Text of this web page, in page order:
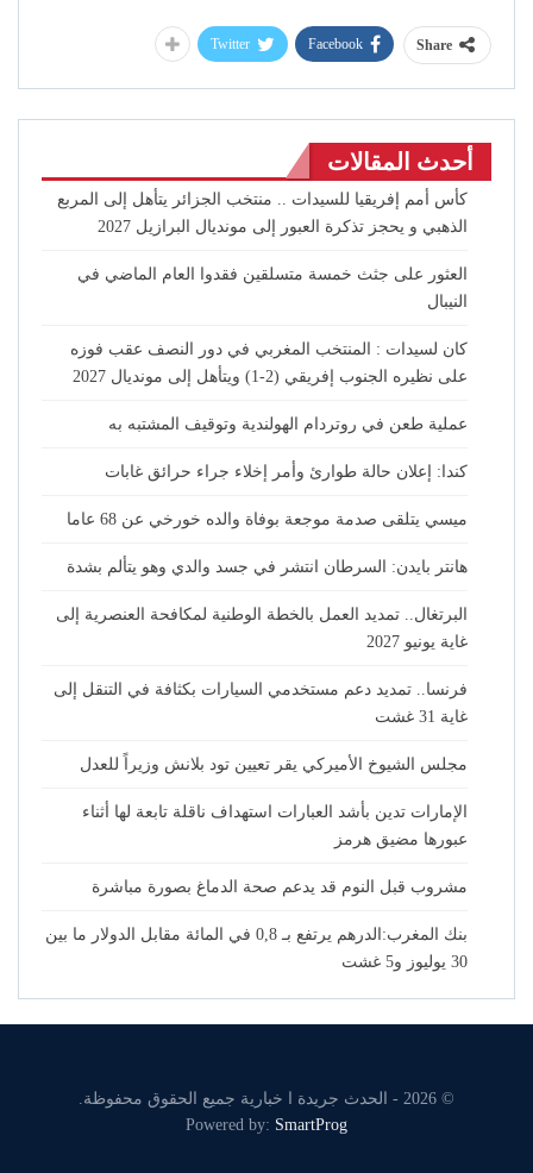
Share
Facebook
Twitter
أحدث المقالات
كأس أمم إفريقيا للسيدات .. منتخب الجزائر يتأهل إلى المربع
الذهبي و يحجز تذكرة العبور إلى مونديال البرازيل 2027
العثور على جثث خمسة متسلقين فقدوا العام الماضي في
النيبال
كان لسيدات : المنتخب المغربي في دور النصف عقب فوزه
على نظيره الجنوب إفريقي (2-1) ويتأهل إلى مونديال 2027
عملية طعن في روتردام الهولندية وتوقيف المشتبه به
كندا: إعلان حالة طوارئ وأمر إخلاء جراء حرائق غابات
ميسي يتلقى صدمة موجعة بوفاة والده خورخي عن 68 عاما
هانتر بايدن: السرطان انتشر في جسد والدي وهو يتألم بشدة
البرتغال.. تمديد العمل بالخطة الوطنية لمكافحة العنصرية إلى
غاية يونيو 2027
فرنسا.. تمديد دعم مستخدمي السيارات بكثافة في التنقل إلى
غاية 31 غشت
مجلس الشيوخ الأميركي يقر تعيين تود بلانش وزيراً للعدل
الإمارات تدين بأشد العبارات استهداف ناقلة تابعة لها أثناء
عبورها مضيق هرمز
مشروب قبل النوم قد يدعم صحة الدماغ بصورة مباشرة
بنك المغرب:الدرهم يرتفع بـ 0,8 في المائة مقابل الدولار ما بين
30 يوليوز و5 غشت
© 2026 - الحدث جريدة ا خبارية جميع الحقوق محفوظة.
Powered by: SmartProg